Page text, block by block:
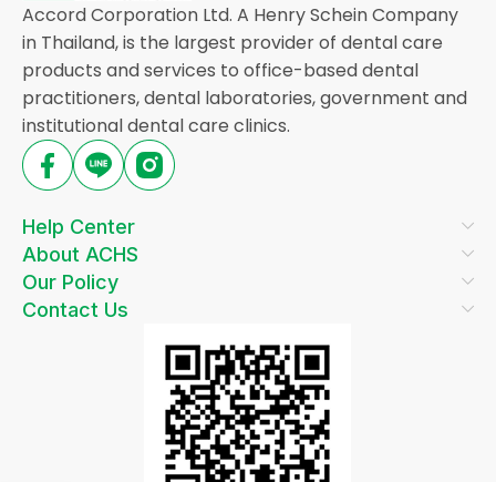
Accord Corporation Ltd. A Henry Schein Company
in Thailand, is the largest provider of dental care
products and services to office-based dental
practitioners, dental laboratories, government and
institutional dental care clinics.
Help Center
About ACHS
Our Policy
Contact Us